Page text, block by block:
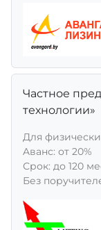
Частное
технологии»
Для
Aванс: от 20%
Срок: до 120
Без